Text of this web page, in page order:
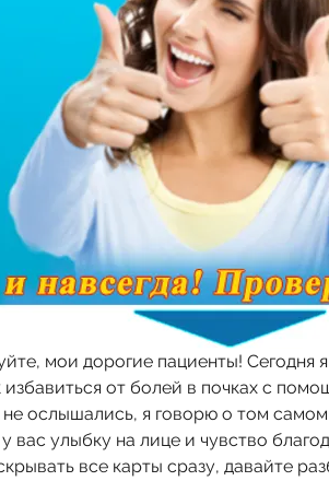
мои дорогие пациенты! Сегодня
избавиться от болей в почках с
ослышались, я говорю о том
вас улыбку на лице и чувство
все карты сразу, давайте